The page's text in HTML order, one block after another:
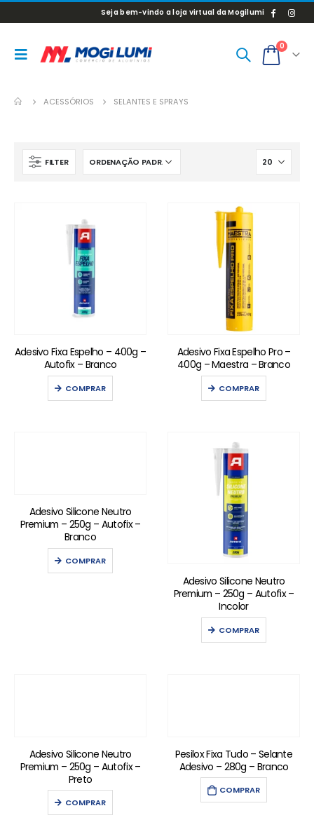
Seja bem-vindo a loja virtual da Mogilumi
0
ACESSÓRIOS SELANTES E SPRAYS
FILTER
Adesivo Fixa Espelho – 400g –
Autofix – Branco
COMPRAR
Adesivo Fixa Espelho Pro –
400g – Maestra – Branco
COMPRAR
Adesivo Silicone Neutro
Premium – 250g – Autofix –
Branco
COMPRAR
Adesivo Silicone Neutro
Premium – 250g – Autofix –
Incolor
COMPRAR
Adesivo Silicone Neutro
Premium – 250g – Autofix –
Preto
COMPRAR
Pesilox Fixa Tudo – Selante
Adesivo – 280g – Branco
COMPRAR